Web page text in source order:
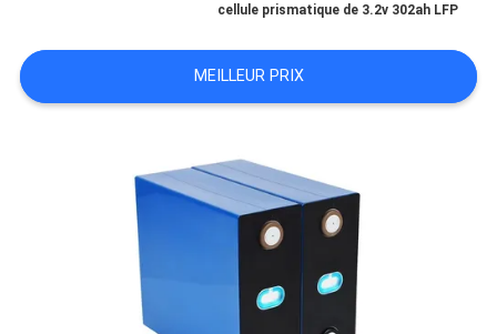
CAS
cellule prismatique de 3.2v 302ah LFP
MEILLEUR PRIX